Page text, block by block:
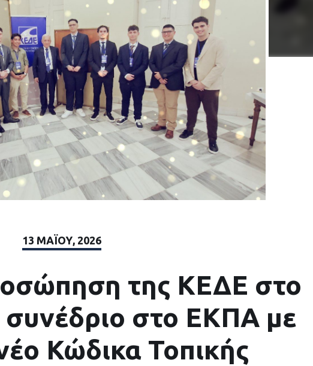
13 ΜΑΪ́ΟΥ, 2026
της ΚΕΔΕ στο
συνέδριο στο ΕΚΠΑ με
Κώδικα Τοπικής